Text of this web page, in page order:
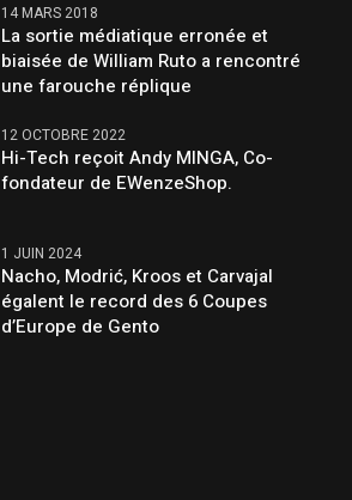
14 MARS 2018
La sortie médiatique erronée et
biaisée de William Ruto a rencontré
une farouche réplique
12 OCTOBRE 2022
Hi-Tech reçoit Andy MINGA, Co-
fondateur de EWenzeShop.
1 JUIN 2024
Nacho, Modrić, Kroos et Carvajal
égalent le record des 6 Coupes
d’Europe de Gento